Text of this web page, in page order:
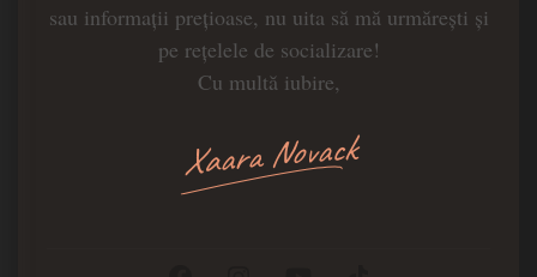
sau informații prețioase, nu uita să mă urmărești și
pe rețelele de socializare!
Cu multă iubire,
Xaara Novack